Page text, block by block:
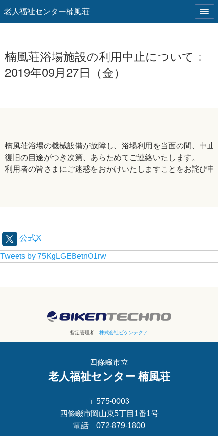
老人福祉センター楠風荘
楠風荘浴場施設の利用中止について：
2019年09月27日（金）
楠風荘浴場の機械設備が故障し、浴場利用を当面の間、中
復旧の目途がつき次第、あらためてご連絡いたします。
利用者の皆さまにご迷惑をおかけいたしますことをお詫び申
公式X
Tweets by 75KgLGEBetnO1rw
指定管理者 株式会社ビケンテクノ
四條畷市立
老人福祉センター 楠風荘
〒575-0003
四條畷市岡山東5丁目1番1号
電話 072-879-1800